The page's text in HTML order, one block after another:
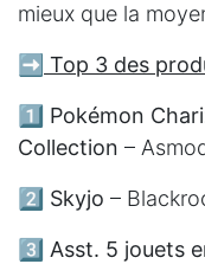
mieux que la
➡️ Top 3 des
1️⃣ Pokémon
Collection –
2️⃣ Skyjo –
3️⃣ Asst. 5 jouets